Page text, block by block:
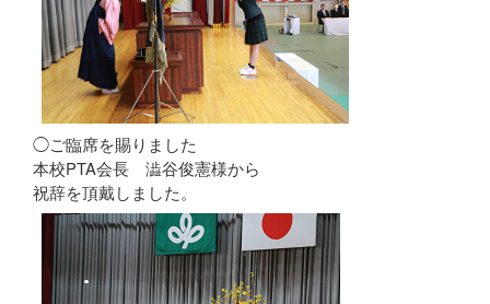
◯ご臨席を賜りました
本校PTA会長 澁谷俊憲様から
祝辞を頂戴しました。